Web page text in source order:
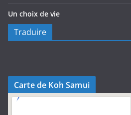
Un choix de vie
Traduire
Carte de Koh Samui